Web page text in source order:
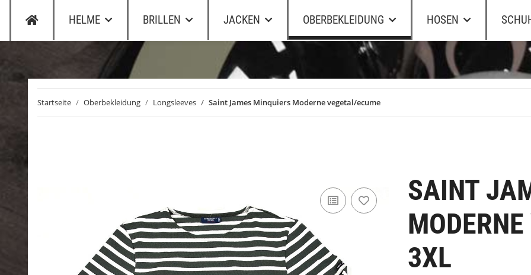
HELME BRILLEN JACKEN OBERBEKLEIDUNG HOSEN
Startseite Oberbekleidung Longsleeves Saint James Minquiers Moderne vegetal/ecume
SAINT
3XL